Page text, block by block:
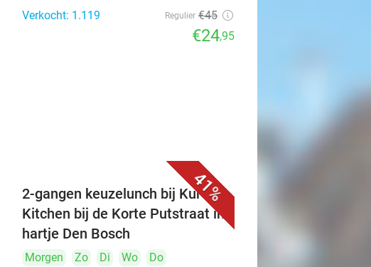
Verkocht: 1.119 Regulier €45
€24,95
41%
2-gangen keuzelunch bij Kuro's
Kitchen bij de Korte Putstraat in
hartje Den Bosch
Morgen Zo Di Wo
Do